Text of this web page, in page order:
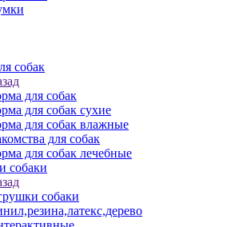
собак
для собак
для собак сухие
для собак влажные
для собак
для собак лечебные
собаки
собаки